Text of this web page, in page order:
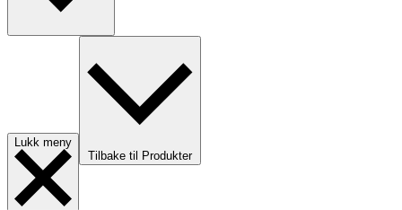
Lukk meny
Tilbake til Produkter